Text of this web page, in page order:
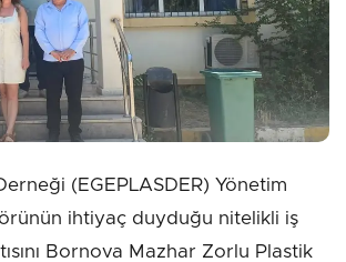
(EGEPLASDER) Yönetim
ihtiyaç duyduğu nitelikli iş
Bornova Mazhar Zorlu Plastik